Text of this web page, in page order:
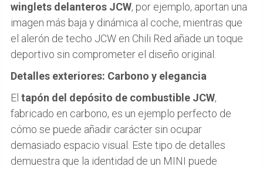
winglets delanteros JCW, por ejemplo, aportan una
imagen más baja y dinámica al coche, mientras que
el alerón de techo JCW en Chili Red añade un toque
deportivo sin comprometer el diseño original.
Detalles exteriores: Carbono y elegancia
El tapón del depósito de combustible JCW,
fabricado en carbono, es un ejemplo perfecto de
cómo se puede añadir carácter sin ocupar
demasiado espacio visual. Este tipo de detalles
demuestra que la identidad de un MINI puede